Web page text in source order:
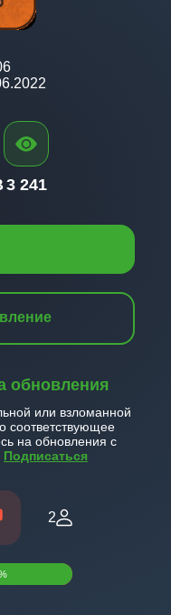
обновления
или взломанной
соответствующее
на обновления с
Подписаться
2
3 241